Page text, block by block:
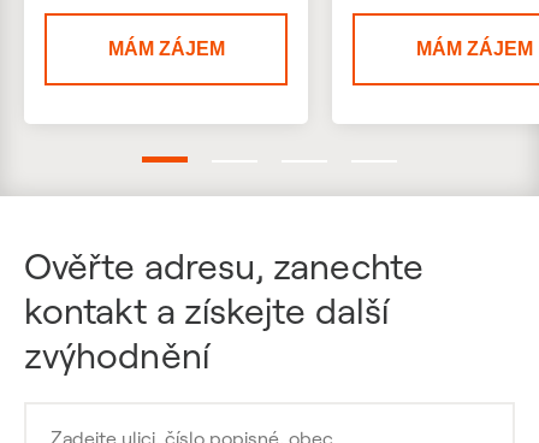
MÁM ZÁJEM MÁM ZÁJEM
Ověřte adresu, zanechte
kontakt a získejte další
zvýhodnění